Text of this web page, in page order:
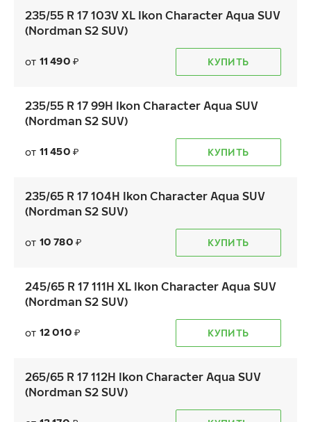
235/55 R 17 103V XL Ikon Character Aqua SUV
(Nordman S2 SUV)
от 11 490 ₽ КУПИТЬ
235/55 R 17 99H Ikon Character Aqua SUV
(Nordman S2 SUV)
от 11 450 ₽ КУПИТЬ
235/65 R 17 104H Ikon Character Aqua SUV
(Nordman S2 SUV)
от 10 780 ₽ КУПИТЬ
245/65 R 17 111H XL Ikon Character Aqua SUV
(Nordman S2 SUV)
от 12 010 ₽ КУПИТЬ
265/65 R 17 112H Ikon Character Aqua SUV
(Nordman S2 SUV)